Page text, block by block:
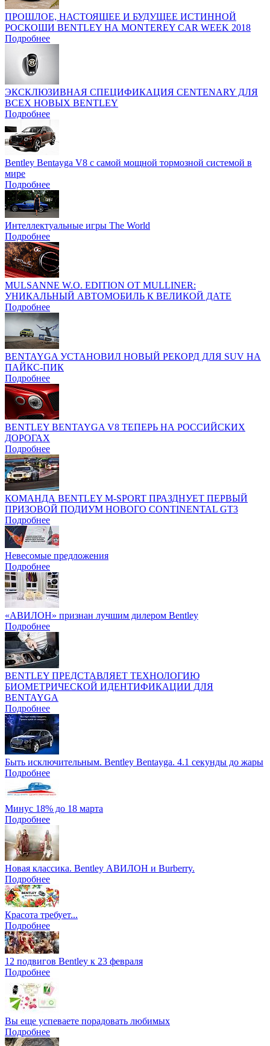
ПРОШЛОЕ, НАСТОЯЩЕЕ И БУДУЩЕЕ ИСТИННОЙ
РОСКОШИ BENTLEY НА MONTEREY CAR WEEK 2018
Подробнее
ЭКСКЛЮЗИВНАЯ СПЕЦИФИКАЦИЯ CENTENARY ДЛЯ
ВСЕХ НОВЫХ BENTLEY
Подробнее
Bentley Bentayga V8 с самой мощной тормозной системой в
мире
Подробнее
Интеллектуальные игры The World
Подробнее
MULSANNE W.O. EDITION ОТ MULLINER:
УНИКАЛЬНЫЙ АВТОМОБИЛЬ К ВЕЛИКОЙ ДАТЕ
Подробнее
BENTAYGA УСТАНОВИЛ НОВЫЙ РЕКОРД ДЛЯ SUV НА
ПАЙКС-ПИК
Подробнее
BENTLEY BENTAYGA V8 ТЕПЕРЬ НА РОССИЙСКИХ
ДОРОГАХ
Подробнее
КОМАНДА BENTLEY M-SPORT ПРАЗДНУЕТ ПЕРВЫЙ
ПРИЗОВОЙ ПОДИУМ НОВОГО CONTINENTAL GT3
Подробнее
Невесомые предложения
Подробнее
«АВИЛОН» признан лучшим дилером Bentley
Подробнее
BENTLEY ПРЕДСТАВЛЯЕТ ТЕХНОЛОГИЮ
БИОМЕТРИЧЕСКОЙ ИДЕНТИФИКАЦИИ ДЛЯ
BENTAYGA
Подробнее
Быть исключительным. Bentley Bentayga. 4.1 секунды до жары
Подробнее
Минус 18% до 18 марта
Подробнее
Новая классика. Bentley АВИЛОН и Burberry.
Подробнее
Красота требует...
Подробнее
12 подвигов Bentley к 23 февраля
Подробнее
Вы еще успеваете порадовать любимых
Подробнее